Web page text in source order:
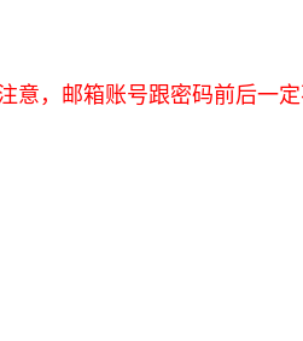
意，邮箱账号跟密码前后一